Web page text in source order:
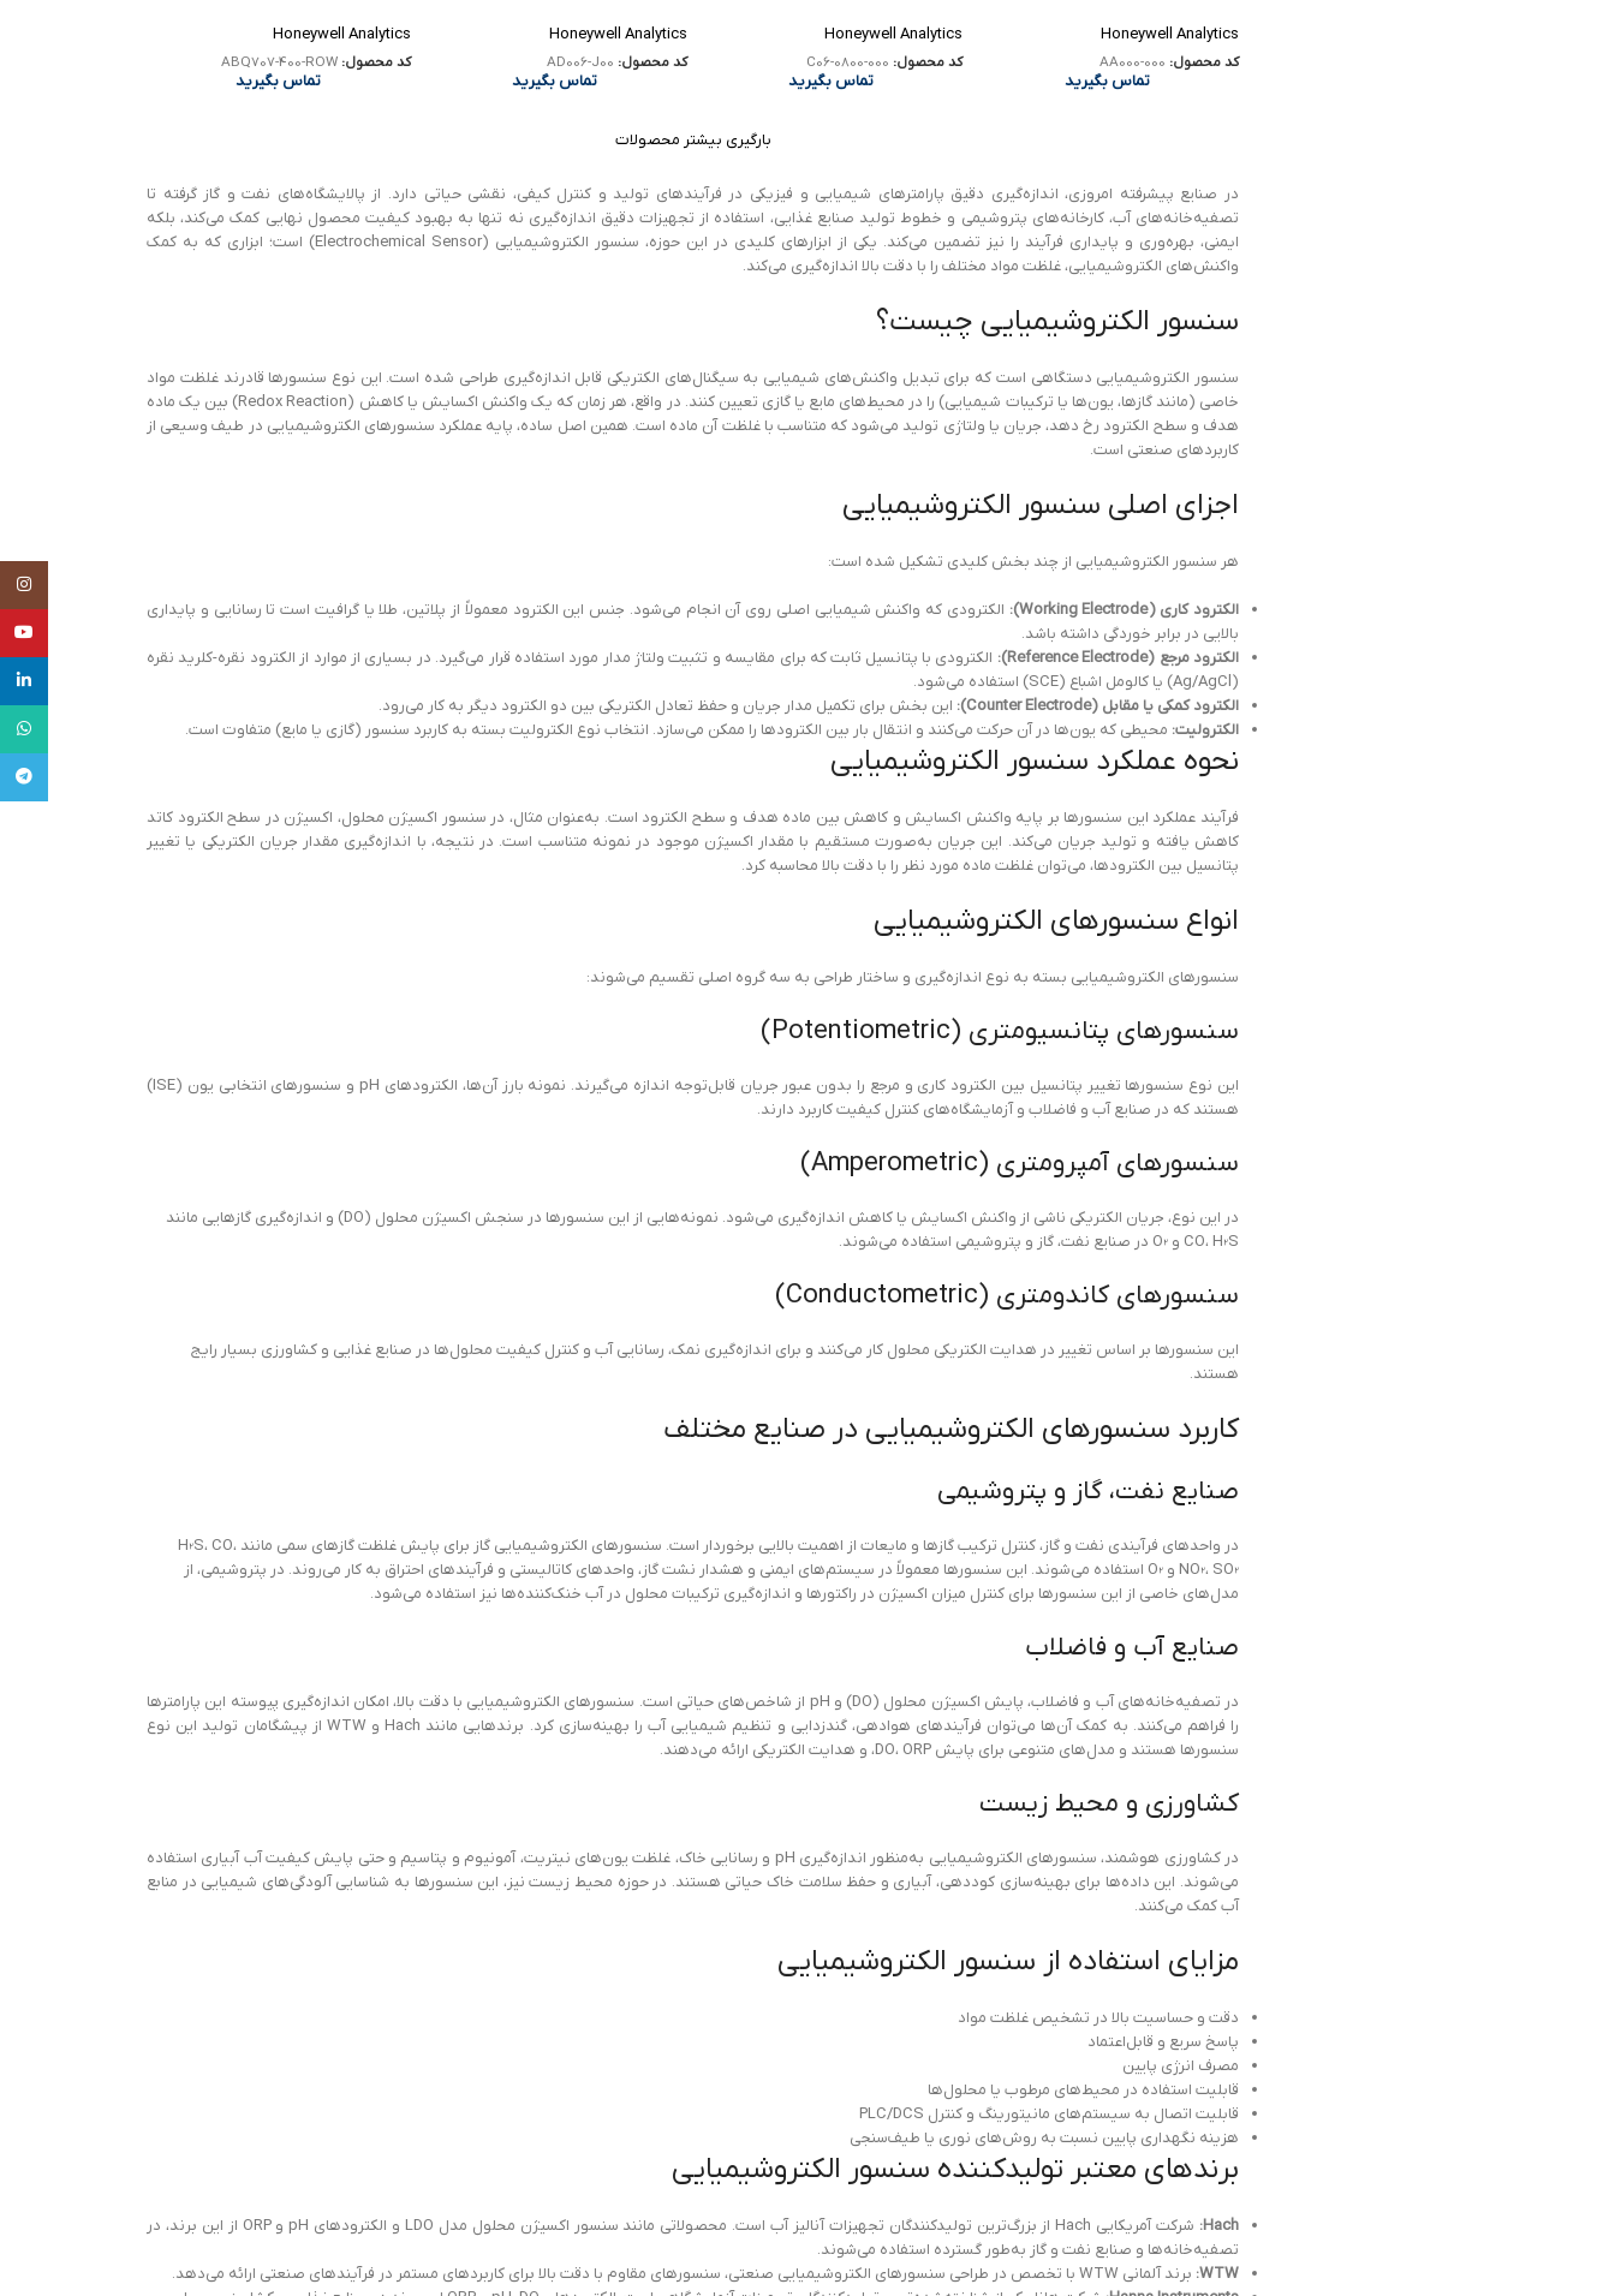
Honeywell Analytics
کد محصول: AA000-000
تماس بگیرید
Honeywell Analytics
کد محصول: C06-0800-000
تماس بگیرید
Honeywell Analytics
کد محصول: AD006-J00
تماس بگیرید
Honeywell Analytics
کد محصول:ABQ707-400-ROW
تماس بگیرید
بارگیری بیشتر محصولات
در صنایع پیشرفته امروزی، اندازه‌گیری دقیق پارامترهای شیمیایی و فیزیکی در فرآیندهای تولید و کنترل کیفی، نقشی حیاتی دارد. از پالایشگاه‌های نفت و گاز گرفته تا
تصفیه‌خانه‌های آب، کارخانه‌های پتروشیمی و خطوط تولید صنایع غذایی، استفاده از تجهیزات دقیق اندازه‌گیری نه تنها به بهبود کیفیت محصول نهایی کمک می‌کند، بلکه
ایمنی، بهره‌وری و پایداری فرآیند را نیز تضمین می‌کند. یکی از ابزارهای کلیدی در این حوزه، سنسور الکتروشیمیایی (Electrochemical Sensor) است؛ ابزاری که به کمک
واکنش‌های الکتروشیمیایی، غلظت مواد مختلف را با دقت بالا اندازه‌گیری می‌کند.
سنسور الکتروشیمیایی چیست؟
سنسور الکتروشیمیایی دستگاهی است که برای تبدیل واکنش‌های شیمیایی به سیگنال‌های الکتریکی قابل اندازه‌گیری طراحی شده است. این نوع سنسورها قادرند غلظت مواد
خاصی (مانند گازها، یون‌ها یا ترکیبات شیمیایی) را در محیط‌های مایع یا گازی تعیین کنند. در واقع، هر زمان که یک واکنش اکسایش یا کاهش (Redox Reaction) بین یک ماده
هدف و سطح الکترود رخ دهد، جریان یا ولتاژی تولید می‌شود که متناسب با غلظت آن ماده است. همین اصل ساده، پایه عملکرد سنسورهای الکتروشیمیایی در طیف وسیعی از
کاربردهای صنعتی است.
اجزای اصلی سنسور الکتروشیمیایی
هر سنسور الکتروشیمیایی از چند بخش کلیدی تشکیل شده است:
الکترود کاری (Working Electrode):
الکترودی که واکنش شیمیایی اصلی روی آن انجام می‌شود. جنس این الکترود معمولاً از پلاتین، طلا یا گرافیت است تا رسانایی و پایداری
بالایی در برابر خوردگی داشته باشد.
الکترود مرجع (Reference Electrode):
الکترودی با پتانسیل ثابت که برای مقایسه و تثبیت ولتاژ مدار مورد استفاده قرار می‌گیرد. در بسیاری از موارد از الکترود نقره-کلرید نقره
(Ag/AgCl) یا کالومل اشباع (SCE) استفاده می‌شود.
الکترود کمکی یا مقابل (Counter Electrode):
این بخش برای تکمیل مدار جریان و حفظ تعادل الکتریکی بین دو الکترود دیگر به کار می‌رود.
الکترولیت: محیطی که یون‌ها در آن حرکت می‌کنند و انتقال بار بین الکترودها را ممکن می‌سازد. انتخاب نوع الکترولیت بسته به کاربرد سنسور (گازی یا مایع) متفاوت است.
نحوه عملکرد سنسور الکتروشیمیایی
فرآیند عملکرد این سنسورها بر پایه واکنش اکسایش و کاهش بین ماده هدف و سطح الکترود است. به‌عنوان مثال، در سنسور اکسیژن محلول، اکسیژن در سطح الکترود کاتد
کاهش یافته و تولید جریان می‌کند. این جریان به‌صورت مستقیم با مقدار اکسیژن موجود در نمونه متناسب است. در نتیجه، با اندازه‌گیری مقدار جریان الکتریکی یا تغییر
پتانسیل بین الکترودها، می‌توان غلظت ماده مورد نظر را با دقت بالا محاسبه کرد.
انواع سنسورهای الکتروشیمیایی
سنسورهای الکتروشیمیایی بسته به نوع اندازه‌گیری و ساختار طراحی به سه گروه اصلی تقسیم می‌شوند:
سنسورهای پتانسیومتری (Potentiometric)
این نوع سنسورها تغییر پتانسیل بین الکترود کاری و مرجع را بدون عبور جریان قابل‌توجه اندازه می‌گیرند. نمونه بارز آن‌ها، الکترودهای pH و سنسورهای انتخابی یون (ISE)
هستند که در صنایع آب و فاضلاب و آزمایشگاه‌های کنترل کیفیت کاربرد دارند.
سنسورهای آمپرو‌متری (Amperometric)
در این نوع، جریان الکتریکی ناشی از واکنش اکسایش یا کاهش اندازه‌گیری می‌شود. نمونه‌هایی از این سنسورها در سنجش اکسیژن محلول (DO) و اندازه‌گیری گازهایی مانند
CO، H₂S و O₂ در صنایع نفت، گاز و پتروشیمی استفاده می‌شوند.
سنسورهای کاندومتری (Conductometric)
این سنسورها بر اساس تغییر در هدایت الکتریکی محلول کار می‌کنند و برای اندازه‌گیری نمک، رسانایی آب و کنترل کیفیت محلول‌ها در صنایع غذایی و کشاورزی بسیار رایج
هستند.
کاربرد سنسورهای الکتروشیمیایی در صنایع مختلف
صنایع نفت، گاز و پتروشیمی
در واحدهای فرآیندی نفت و گاز، کنترل ترکیب گازها و مایعات از اهمیت بالایی برخوردار است. سنسورهای الکتروشیمیایی گاز برای پایش غلظت گازهای سمی مانند H₂S، CO،
NO₂، SO₂ و O₂ استفاده می‌شوند. این سنسورها معمولاً در سیستم‌های ایمنی و هشدار نشت گاز، واحدهای کاتالیستی و فرآیندهای احتراق به کار می‌روند. در پتروشیمی، از
مدل‌های خاصی از این سنسورها برای کنترل میزان اکسیژن در راکتورها و اندازه‌گیری ترکیبات محلول در آب خنک‌کننده‌ها نیز استفاده می‌شود.
صنایع آب و فاضلاب
در تصفیه‌خانه‌های آب و فاضلاب، پایش اکسیژن محلول (DO) و pH از شاخص‌های حیاتی است. سنسورهای الکتروشیمیایی با دقت بالا، امکان اندازه‌گیری پیوسته این پارامترها
را فراهم می‌کنند. به کمک آن‌ها می‌توان فرآیندهای هوادهی، گندزدایی و تنظیم شیمیایی آب را بهینه‌سازی کرد. برندهایی مانند Hach و WTW از پیشگامان تولید این نوع
سنسورها هستند و مدل‌های متنوعی برای پایش DO، ORP، و هدایت الکتریکی ارائه می‌دهند.
کشاورزی و محیط زیست
در کشاورزی هوشمند، سنسورهای الکتروشیمیایی به‌منظور اندازه‌گیری pH و رسانایی خاک، غلظت یون‌های نیتریت، آمونیوم و پتاسیم و حتی پایش کیفیت آب آبیاری استفاده
می‌شوند. این داده‌ها برای بهینه‌سازی کوددهی، آبیاری و حفظ سلامت خاک حیاتی هستند. در حوزه محیط زیست نیز، این سنسورها به شناسایی آلودگی‌های شیمیایی در منابع
آب کمک می‌کنند.
مزایای استفاده از سنسور الکتروشیمیایی
دقت و حساسیت بالا در تشخیص غلظت مواد
پاسخ سریع و قابل‌اعتماد
مصرف انرژی پایین
قابلیت استفاده در محیط‌های مرطوب یا محلول‌ها
قابلیت اتصال به سیستم‌های مانیتورینگ و کنترل PLC/DCS
هزینه نگهداری پایین نسبت به روش‌های نوری یا طیف‌سنجی
برندهای معتبر تولیدکننده سنسور الکتروشیمیایی
Hach:
شرکت آمریکایی Hach از بزرگ‌ترین تولیدکنندگان تجهیزات آنالیز آب است. محصولاتی مانند سنسور اکسیژن محلول مدل LDO و الکترودهای pH و ORP از این برند، در
تصفیه‌خانه‌ها و صنایع نفت و گاز به‌طور گسترده استفاده می‌شوند.
WTW: برند آلمانی WTW با تخصص در طراحی سنسورهای الکتروشیمیایی صنعتی، سنسورهای مقاوم با دقت بالا برای کاربردهای مستمر در فرآیندهای صنعتی ارائه می‌دهد.